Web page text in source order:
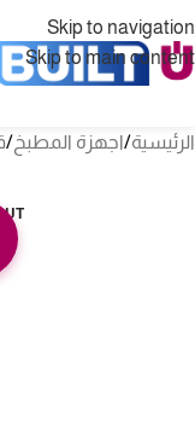
Skip to navigation
Skip to main content
الرئيسية/اجهزة المطبخ/